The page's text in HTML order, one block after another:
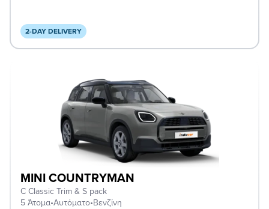
2-DAY DELIVERY
MINI COUNTRYMAN
C Classic Trim & S pack
5 Άτομα•Αυτόματο•Βενζίνη